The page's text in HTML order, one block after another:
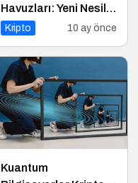
Havuzları: Yeni Nesil
Finansın Kalbi
Kripto 10 ay önce
Kuantum